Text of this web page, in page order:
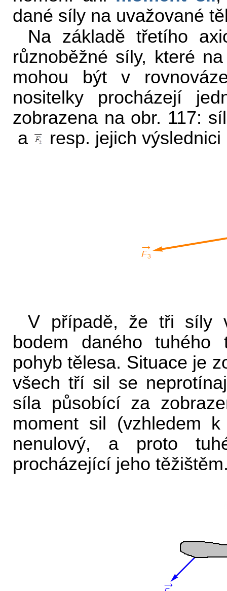
dané síly na uvažované
Na základě třetího
různoběžné síly, které
mohou být v
nositelky procházejí
zobrazena na obr. 117:
a
resp. jejich výslednici
V případě, že tři síly
bodem daného tuhého
pohyb tělesa. Situace je
všech tří sil se
síla působící za
moment sil (vzhledem
nenulový, a proto
procházející jeho